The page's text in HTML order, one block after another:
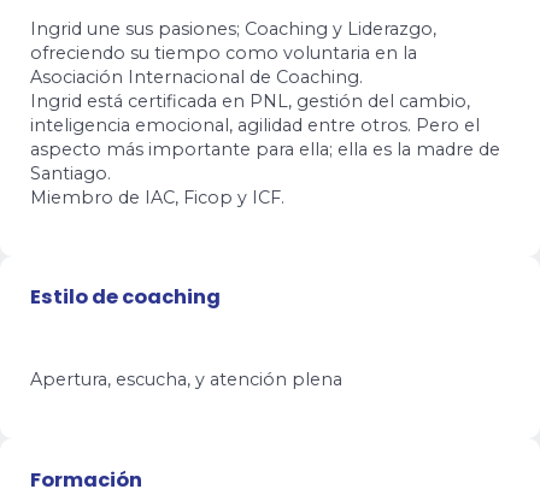
Ingrid une sus pasiones; Coaching y Liderazgo,
ofreciendo su tiempo como voluntaria en la
Asociación Internacional de Coaching.
Ingrid está certificada en PNL, gestión del cambio,
inteligencia emocional, agilidad entre otros. Pero el
aspecto más importante para ella; ella es la madre de
Santiago.
Miembro de IAC, Ficop y ICF.
Estilo de coaching
Apertura, escucha, y atención plena
Formación